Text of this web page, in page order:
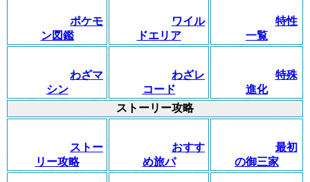
ポケモ
ン図鑑
ワイル
ドエリア
特性
一覧
わざマ
シン
わざレ
コード
特殊
進化
ストーリー攻略
ストー
リー攻略
おすす
め旅パ
最初
の御三家